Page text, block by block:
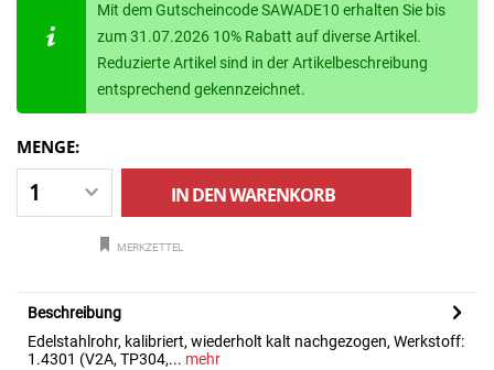
Mit dem Gutscheincode SAWADE10 erhalten Sie bis
zum 31.07.2026 10% Rabatt auf diverse Artikel.
Reduzierte Artikel sind in der Artikelbeschreibung
entsprechend gekennzeichnet.
MENGE:
IN DENWARENKORB
MERKZETTEL
Beschreibung
Edelstahlrohr, kalibriert, wiederholt kalt nachgezogen, Werkstoff:
1.4301 (V2A, TP304,... mehr